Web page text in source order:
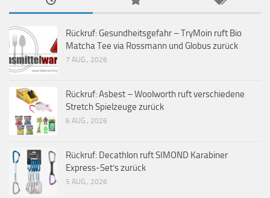
Rückruf: Gesundheitsgefahr – TryMoin ruft Bio
Matcha Tee via Rossmann und Globus zurück
7 AUG., 2026
Rückruf: Asbest – Woolworth ruft verschiedene
Stretch Spielzeuge zurück
6 AUG., 2026
Rückruf: Decathlon ruft SIMOND Karabiner
Express-Set’s zurück
5 AUG., 2026